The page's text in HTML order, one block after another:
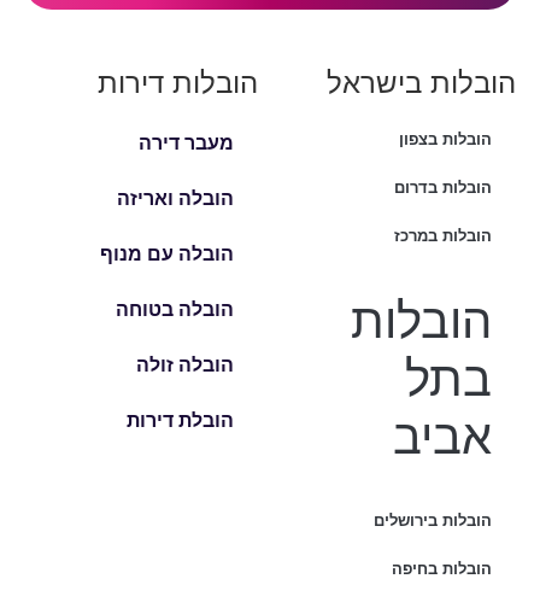
הובלות בישראל
הובלות בצפון
הובלות בדרום
הובלות במרכז
הובלות
בתל
אביב
הובלות בירושלים
הובלות בחיפה
הובלות דירות
מעבר דירה
הובלה ואריזה
הובלה עם מנוף
הובלה בטוחה
הובלה זולה
הובלת דירות